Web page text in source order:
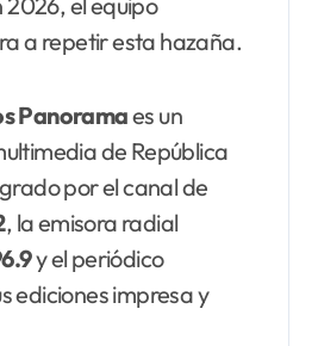
a repetir esta hazaña.
Panoramaes un
de República
por el canal de
, la emisora radial
y el periódico
ediciones impresa y